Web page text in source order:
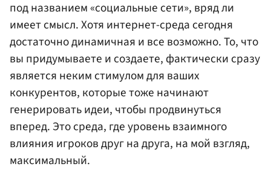
под названием «социальные сети», вряд ли
имеет смысл. Хотя интернет-среда сегодня
достаточно динамичная и все возможно. То, что
вы придумываете и создаете, фактически сразу
является неким стимулом для ваших
конкурентов, которые тоже начинают
генерировать идеи, чтобы продвинуться
вперед. Это среда, где уровень взаимного
влияния игроков друг на друга, на мой взгляд,
максимальный.